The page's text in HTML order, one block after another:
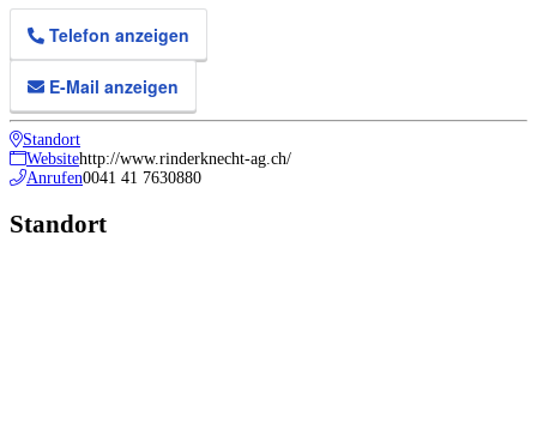
Telefon anzeigen
E-Mail anzeigen
Standort
Websitehttp://www.rinderknecht-ag.ch/
Anrufen0041 41 7630880
Standort